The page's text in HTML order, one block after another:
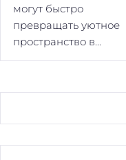
могут быстро
превращать уютное
пространство в...